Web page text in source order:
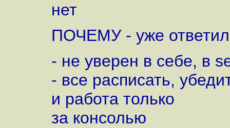
нет
ПОЧЕМУ - уже
- не уверен в себе, в
- все расписать,
и работа только
за консолью